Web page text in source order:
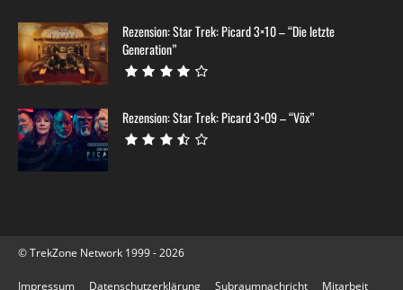
Rezension: Star Trek: Picard 3×10 – “Die letzte
Generation”
Rezension: Star Trek: Picard 3×09 – “Võx”
© TrekZone Network 1999 - 2026
Impressum Datenschutzerklärung Subraumnachricht Mitarbeit